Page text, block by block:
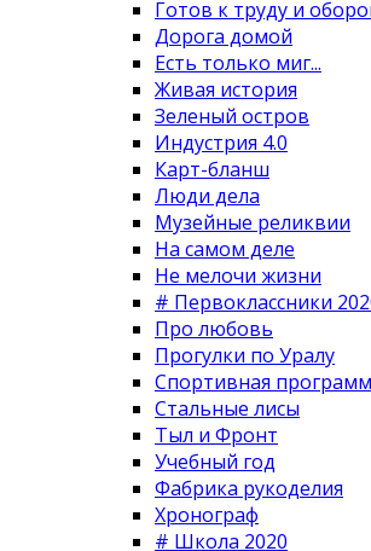
Готов к труду и
Дорога домой
Есть только миг...
Живая история
Зеленый остров
Индустрия 4.0
Карт-бланш
Люди дела
Музейные реликвии
На самом деле
Не мелочи жизни
# Первоклассники
Про любовь
Прогулки по Уралу
Спортивная
Стальные лисы
Тыл и Фронт
Учебный год
Фабрика рукоделия
Хронограф
# Школа 2020